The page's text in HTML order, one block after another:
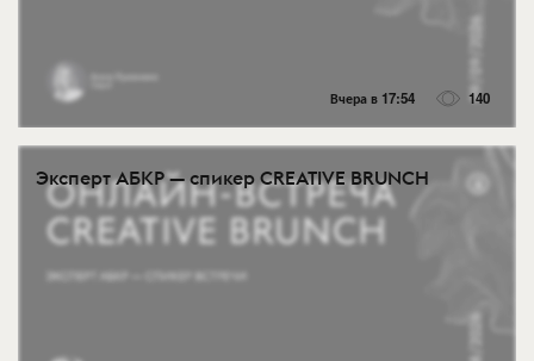
Вчера в 17:54 140
Эксперт АБКР — спикер CREATIVE BRUNCH